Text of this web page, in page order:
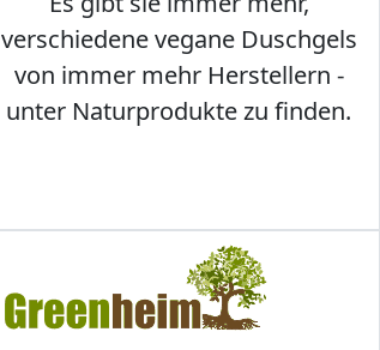
verschiedene vegane Duschgels
von immer mehr Herstellern -
unter Naturprodukte zu finden.